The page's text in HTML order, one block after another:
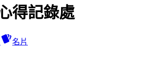
得記錄處
名片